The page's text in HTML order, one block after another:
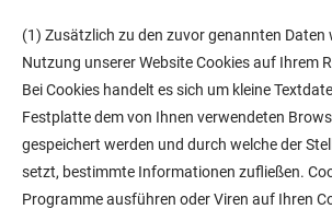
(1) Zusätzlich zu den zuvor genannten Daten
Nutzung unserer Website Cookies auf Ihrem
Bei Cookies handelt es sich um kleine
Festplatte dem von Ihnen verwendeten
gespeichert werden und durch welche der
setzt, bestimmte Informationen zufließen.
Programme ausführen oder Viren auf Ihren